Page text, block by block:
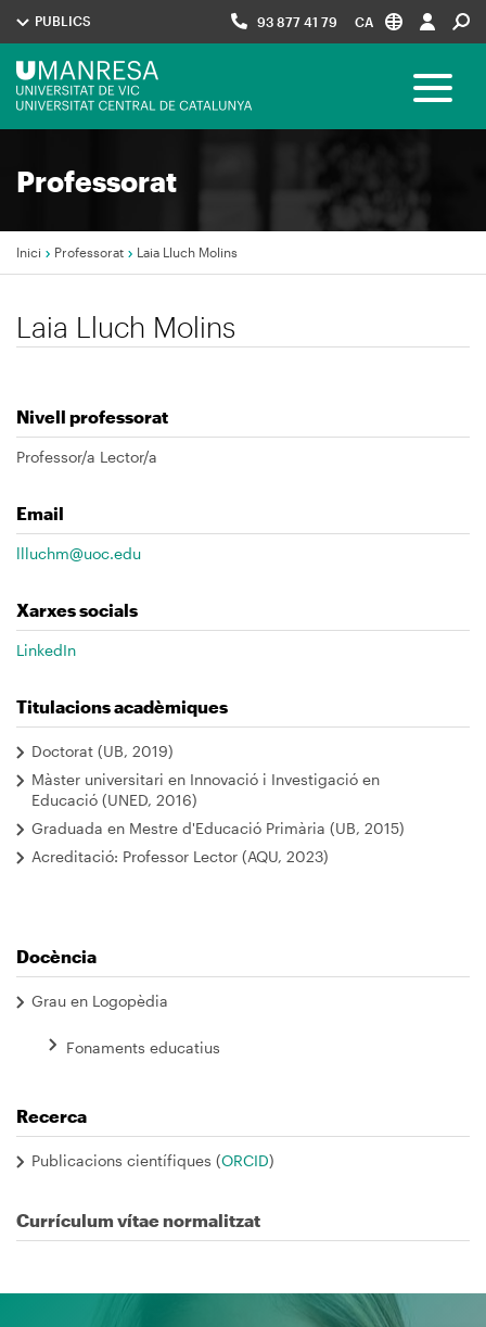
Menú
UManresa
PUBLICS 93 877 41 79 CA
Navegació
Toggle
Professorat
d'Ariadna
Inici Professorat Laia Lluch Molins
Laia Lluch Molins
Nivell professorat
Professor/a Lector/a
Email
llluchm@uoc.edu
Xarxes socials
LinkedIn
Titulacions acadèmiques
Doctorat (UB, 2019)
Màster universitari en Innovació i Investigació en
Educació (UNED, 2016)
Graduada en Mestre d'Educació Primària (UB, 2015)
Acreditació: Professor Lector (AQU, 2023)
Docència
Grau en Logopèdia
Fonaments educatius
Recerca
Publicacions científiques (ORCID)
Currículum vítae normalitzat